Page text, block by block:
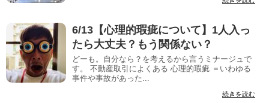
6/13【心理的瑕疵について】1人入っ
たら大丈夫？もう関係ない？
どーも。自分なら？を考えるから言うミナージュで
す。 不動産取引によくある 心理的瑕疵 ＝いわゆる
事件や事故があった...
続きを読む